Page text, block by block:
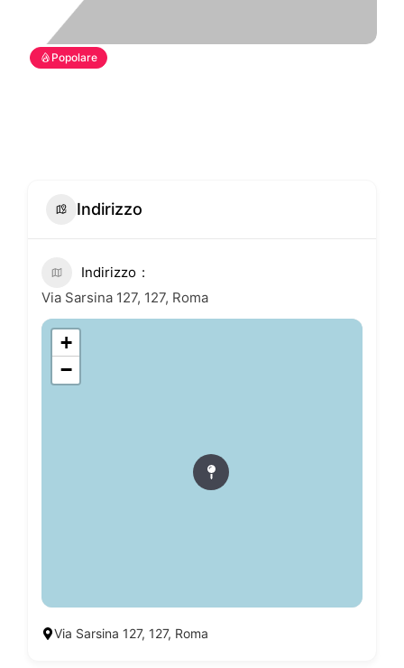
Popolare
Indirizzo
Indirizzo
Via Sarsina 127, 127, Roma
+
−
Via Sarsina 127, 127, Roma